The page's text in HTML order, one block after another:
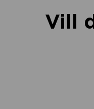
Vill